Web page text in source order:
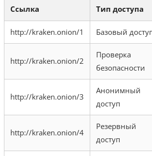
Ссылка Тип доступа
http://kraken.onion/1 Базовый
http://kraken.onion/2
Проверка
безопасности
http://kraken.onion/3
Анонимный
доступ
http://kraken.onion/4
Резервный
доступ